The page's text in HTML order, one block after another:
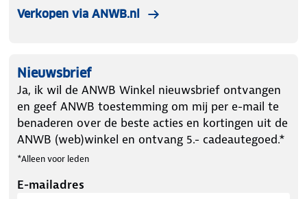
Verkopen via ANWB.nl
Nieuwsbrief
Ja, ik wil de ANWB Winkel nieuwsbrief ontvangen
en geef ANWB toestemming om mij per e-mail te
benaderen over de beste acties en kortingen uit de
ANWB (web)winkel en ontvang 5.- cadeautegoed.*
*Alleen voor leden
E-mailadres